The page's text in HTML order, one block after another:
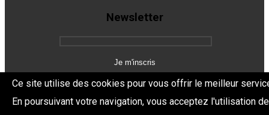
Newsletter
Copyright 2026 Les Mine'Rires - Politique de confidentialité
Ce site utilise des cookies pour vous offrir le meilleur
En poursuivant votre navigation, vous acceptez l'utilisation